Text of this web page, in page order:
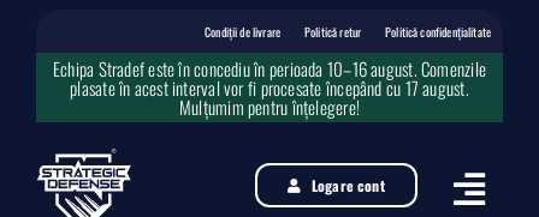
content
Condiții de livrare Politică retur Politică confidențialitate
Echipa Stradef este în concediu în perioada 10–16 august. Comenzile
plasate în acest interval vor fi procesate începând cu 17 august.
Mulțumim pentru înțelegere!
Logare cont